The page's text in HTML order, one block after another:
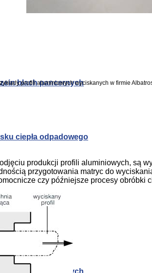
blach pancernych
ciepła odpadowego
blach pancernych
profili aluminiowych wyciskanych w firmie
produkcji profili aluminiowych, są
przygotowania matryc do
czy późniejsze procesy